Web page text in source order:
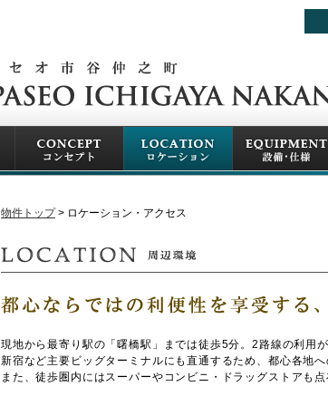
物件トップ ロケーション・アクセス
現地から最寄り駅の「曙橋駅」までは徒歩5分。2路線の利用が
新宿など主要ビッグターミナルにも直通するため、都心各地へ
また、徒歩圏内にはスーパーやコンビニ・ドラッグストアも